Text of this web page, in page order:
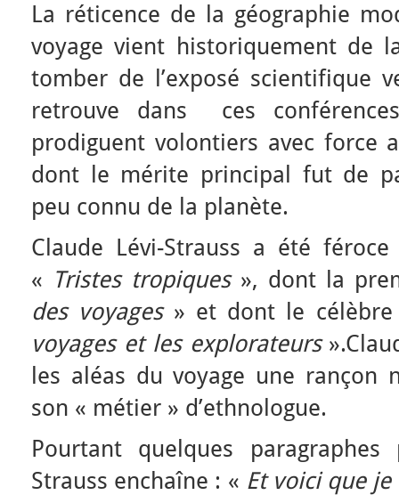
La réticence de la géographie
voyage vient historiquement de
tomber de l’exposé scientifique
retrouve dans ces
prodiguent volontiers avec force
dont le mérite principal fut de
peu connu de la planète.
Claude Lévi-Strauss a été
« Tristes tropiques», dont la
des voyages» et dont le
voyages et les explorateurs
les aléas du voyage une rançon
son « métier » d’ethnologue.
Pourtant quelques
Strauss enchaîne : « Et voici que